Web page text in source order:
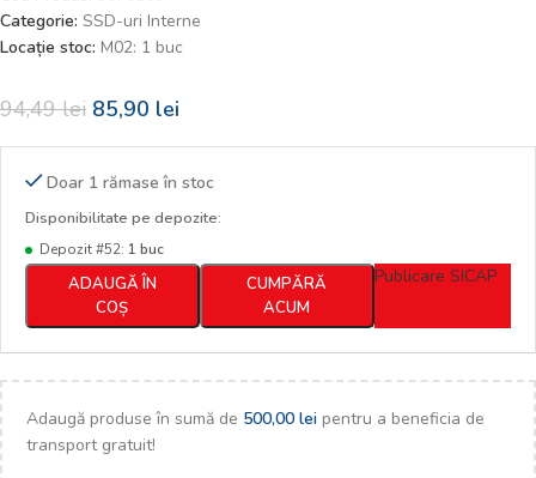
Categorie: SSD-uri Interne
Locație stoc: M02: 1 buc
94,49lei 85,90 lei
Doar 1 rămase în stoc
Disponibilitate pe depozite:
Depozit #52: 1 buc
ADAUGĂ ÎN
COȘ
CUMPĂRĂ
ACUM
Publicare SICAP
Adaugă produse în sumă de 500,00 lei pentru a beneficia de
transport gratuit!